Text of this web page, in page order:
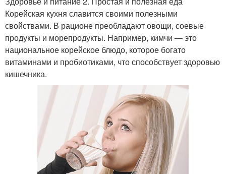
Корейская кухня славится своими полезными
свойствами. В рационе преобладают овощи, соевые
продукты и морепродукты. Например, кимчи — это
национальное корейское блюдо, которое богато
витаминами и пробиотиками, что способствует здоровью
кишечника.